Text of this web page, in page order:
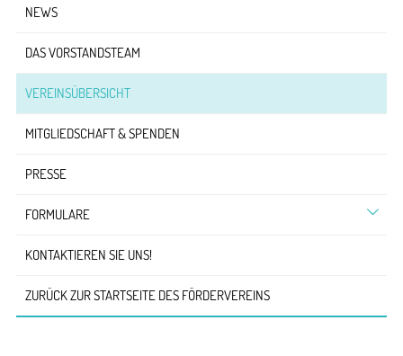
NEWS
DAS VORSTANDSTEAM
VEREINSÜBERSICHT
MITGLIEDSCHAFT & SPENDEN
PRESSE
FORMULARE
KONTAKTIEREN SIE UNS!
ZURÜCK ZUR STARTSEITE DES FÖRDERVEREINS